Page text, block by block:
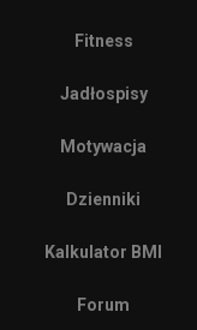
Fitness
Jadłospisy
Motywacja
Dzienniki
Kalkulator BMI
Forum